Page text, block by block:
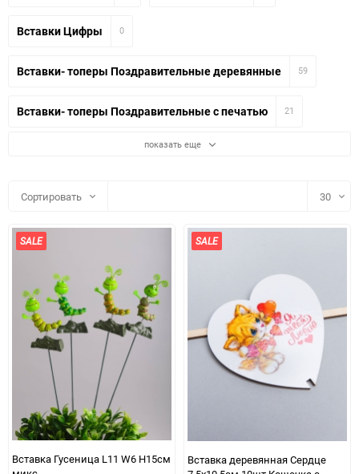
Вставки Цифры 0
Вставки- топеры Поздравительные деревянные 59
Вставки- топеры Поздравительные с печатью 21
показать еще
Сортировать 30
150
SALE
Вставка Гусеница L11 W6 H15см
SALE
Вставка деревянная Сердце